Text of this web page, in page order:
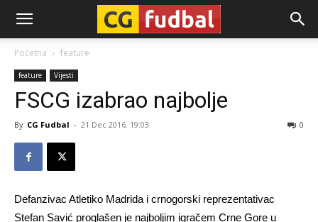
CG-
Fudbal
Početna feature
feature Vijesti
FSCG izabrao najbolje
By CG Fudbal - 21 Dec 2016. 19:03 0
Defanzivac Atletiko Madrida i crnogorski reprezentativac
Stefan Savić proglašen je najboljim igračem Crne Gore u